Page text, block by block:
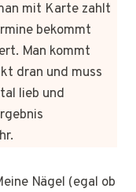
mit Karte zahlt
bekommt
Man kommt
dran und muss
lieb und
Nägel (egal ob